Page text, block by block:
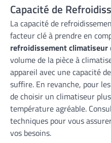
Capacité de
La capacité de
facteur clé à prendre en
refroidissement climatiseur
volume de la pièce à
appareil avec une capacité
suffire. En revanche, pour
de choisir un climatiseur
température agréable.
techniques pour vous
vos besoins.